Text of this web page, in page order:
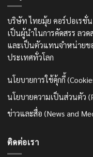
บริษัท ไทยมุ้ย คอร์ปอเรชั่
เป็นผู้นำในการคัดสรร ลว
และเป็นตัวแทนจำหน่ายข
ประเทศทั่วโลก
นโยบายการใช้คุ้กกี้
นโยบายความเป็นส่วนตัว
ข่าวและสื่อ (News and
ติดต่อเรา